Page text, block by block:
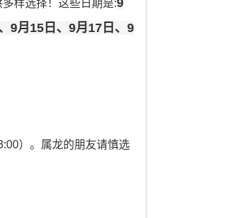
样选择！这些日期是:
9月15日、9月17日、9
）。属龙的朋友请慎选